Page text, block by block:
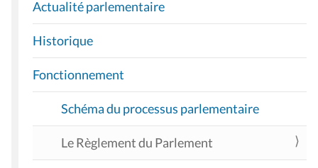
I
O
N
Actualité parlementaire
Historique
Fonctionnement
Schéma du processus parlementaire
Le Règlement du Parlement